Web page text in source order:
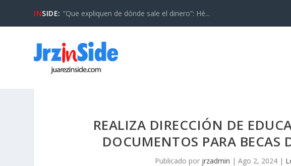
INSIDE: “Que expliquen de dónde sale el dinero”: Hé...
REALIZA DIRECCIÓN DE
DOCUMENTOS PARA BECAS
Publicado por jrzadmin | Ago 2, 2024|